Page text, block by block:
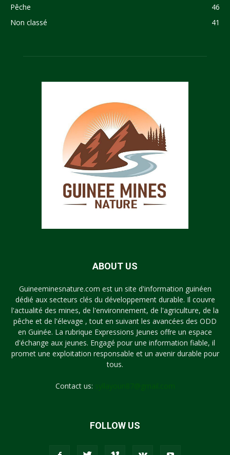
Pêche
46
Non classé
41
ABOUT US
Guineeminesnature.com est un site d'information guinéen
dédié aux secteurs clés du développement durable. Il couvre
l'actualité des mines, de l'environnement, de l'agriculture, de la
pêche et de l'élevage , tout en suivant les avancées des ODD
en Guinée. La rubrique Expressions Jeunes offre un espace
d'échange aux jeunes. Engagé pour une information fiable, il
promet une exploitation responsable et un avenir durable pour
tous.
Contact us:
FOLLOW US